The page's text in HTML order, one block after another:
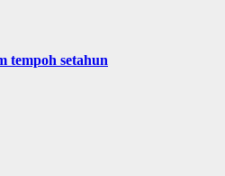
tempoh setahun